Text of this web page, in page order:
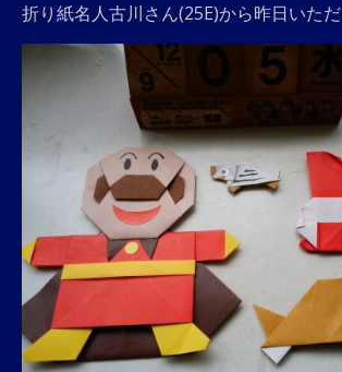
折り紙名人古川さん(25E)から昨日いただ